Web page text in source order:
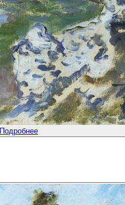
Подробнее